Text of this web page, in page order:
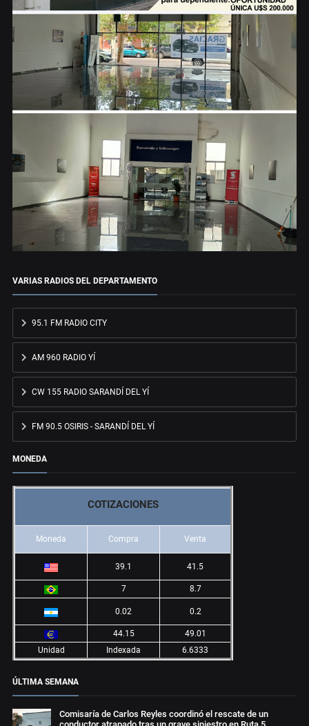
VARIAS RADIOS DEL DEPARTAMENTO
95.1 FM RADIO CITY
AM 960 RADIO YÍ
CW 155 RADIO SARANDÍ DEL YÍ
FM 90.5 OSIRIS - SARANDÍ DEL YÍ
MONEDA
COTIZACIONES
Moneda Compra Venta
39.1 41.5
7 8.7
0.02 0.2
44.15
49.01
Unidad
Indexada 6.6333
ÚLTIMA SEMANA
Comisaría de Carlos Reyles coordinó el rescate de un